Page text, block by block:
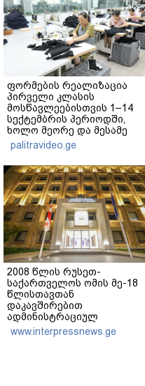
ფორმების რეალიზაცია
პირველი კლასის
მოსწავლეებისთვის 1–14
სექტემბრის პერიოდში,
ხოლო მეორე და მესამე
ეტაპებზე...
palitravideo.ge
2008 წლის რუსეთ-
საქართველოს ომის მე-18
წლისთავთან
დაკავშირებით
ადმინისტრაციულ
შენობებზე სახელმწიფო
დროშები დაეშვა
www.interpressnews.ge